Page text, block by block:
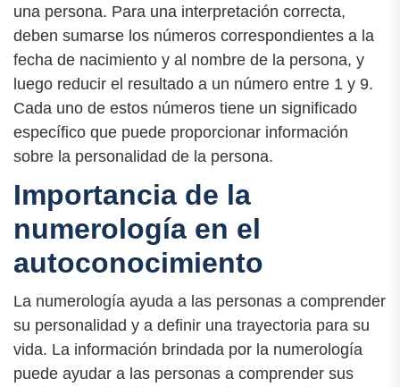
una persona. Para una interpretación correcta,
deben sumarse los números correspondientes a la
fecha de nacimiento y al nombre de la persona, y
luego reducir el resultado a un número entre 1 y 9.
Cada uno de estos números tiene un significado
específico que puede proporcionar información
sobre la personalidad de la persona.
Importancia de la
numerología en el
autoconocimiento
La numerología ayuda a las personas a comprender
su personalidad y a definir una trayectoria para su
vida. La información brindada por la numerología
puede ayudar a las personas a comprender sus